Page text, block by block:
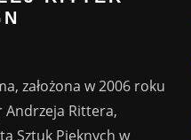
założona w 2006 roku
Andrzeja Rittera,
Sztuk Pięknych w